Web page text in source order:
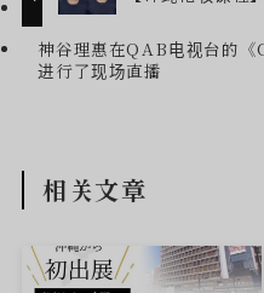
神谷理惠在QAB电视台的
进行了现场直播
相关文章